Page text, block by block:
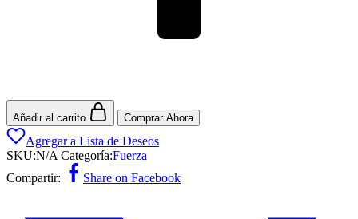
Añadir al carrito Comprar Ahora
Agregar a Lista de Deseos
SKU:N/A Categoría:Fuerza
Compartir:
Share on Facebook